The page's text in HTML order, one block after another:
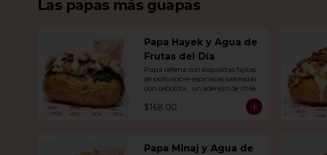
Las papas más guapas
Papa Hayek y Agua de
Frutas del Día
Papa rellena con exquisitas fajitas
de pollo sobre espinacas salteadas
con cebollita,  un aderezo de chile
Poblano. Acompañado de agua
del día.
$168.00
Papa Minaj y Agua de